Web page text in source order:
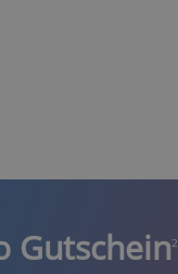
Gutschein2